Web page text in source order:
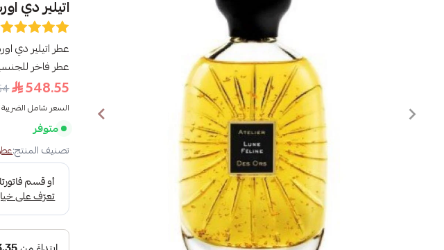
اتيلير دي
عطر فاخر
548.55
السعر شامل الضريبة
متوفر
تصنيف المنتج: